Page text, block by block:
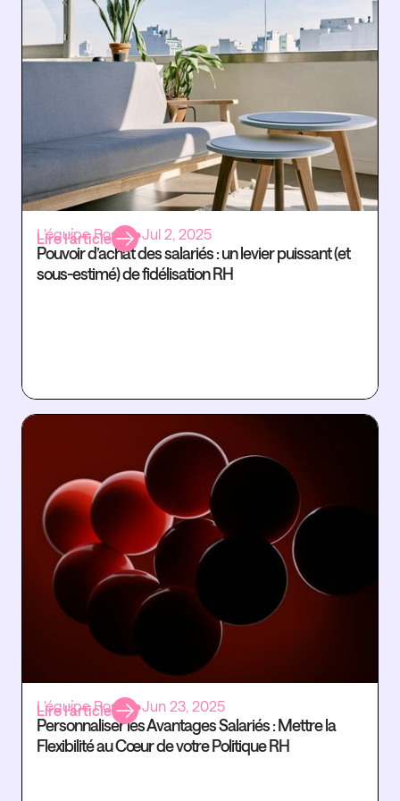
L'équipe Rosaly•Jul 2, 2025
Pouvoir d’achat des salariés : un levier puissant (et
sous-estimé) de fidélisation RH
Lire l’article
L'équipe Rosaly•Jun 23, 2025
Personnaliser les Avantages Salariés : Mettre la
Flexibilité au Cœur de votre Politique RH
Lire l’article